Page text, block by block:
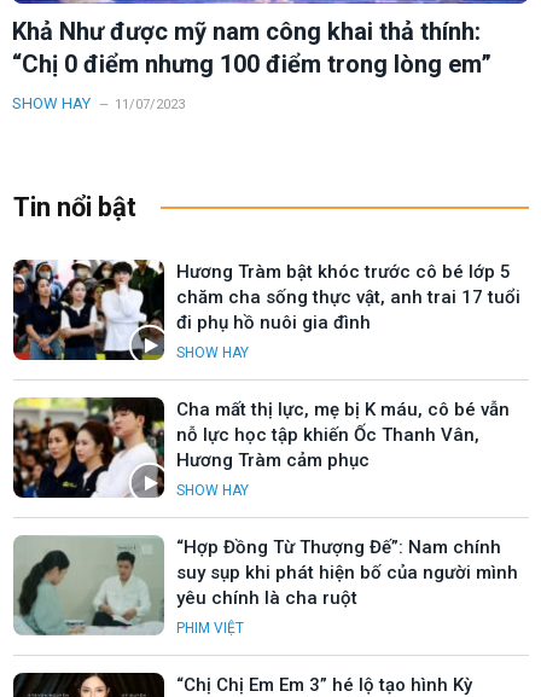
Khả Như được mỹ nam công khai thả thính:
“Chị 0 điểm nhưng 100 điểm trong lòng em”
SHOW HAY 11/07/2023
Tin nổi bật
Hương Tràm bật khóc trước cô bé lớp 5
chăm cha sống thực vật, anh trai 17 tuổi
đi phụ hồ nuôi gia đình
SHOW HAY
Cha mất thị lực, mẹ bị K máu, cô bé vẫn
nỗ lực học tập khiến Ốc Thanh Vân,
Hương Tràm cảm phục
SHOW HAY
“Hợp Đồng Từ Thượng Đế”: Nam chính
suy sụp khi phát hiện bố của người mình
yêu chính là cha ruột
PHIM VIỆT
“Chị Chị Em Em 3” hé lộ tạo hình Kỳ